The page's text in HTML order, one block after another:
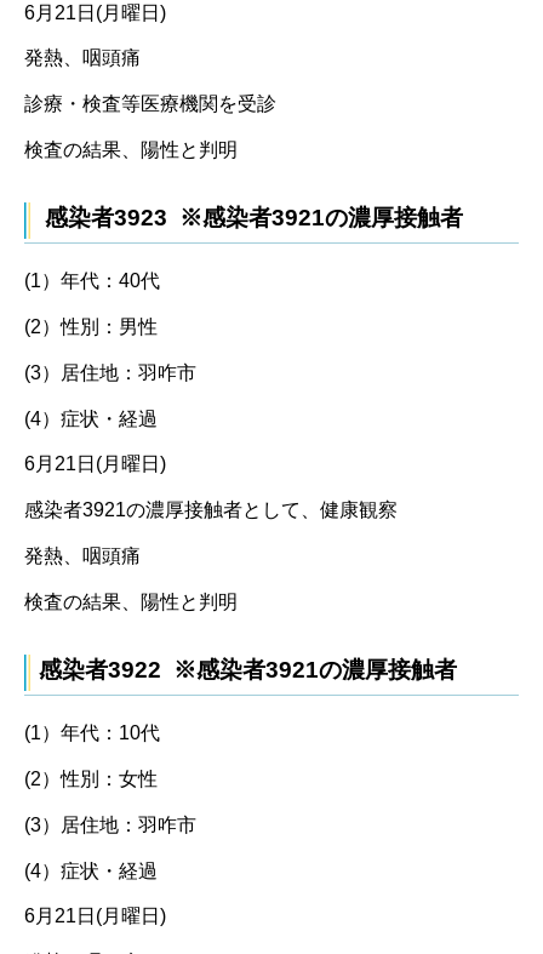
6月21日(月曜日)
発熱、咽頭痛
診療・検査等医療機関を受診
検査の結果、陽性と判明
感染者3923 ※感染者3921の濃厚接触者
(1）年代：40代
(2）性別：男性
(3）居住地：羽咋市
(4）症状・経過
6月21日(月曜日)
感染者3921の濃厚接触者として、健康観察
発熱、咽頭痛
検査の結果、陽性と判明
感染者3922 ※感染者3921の濃厚接触者
(1）年代：10代
(2）性別：女性
(3）居住地：羽咋市
(4）症状・経過
6月21日(月曜日)